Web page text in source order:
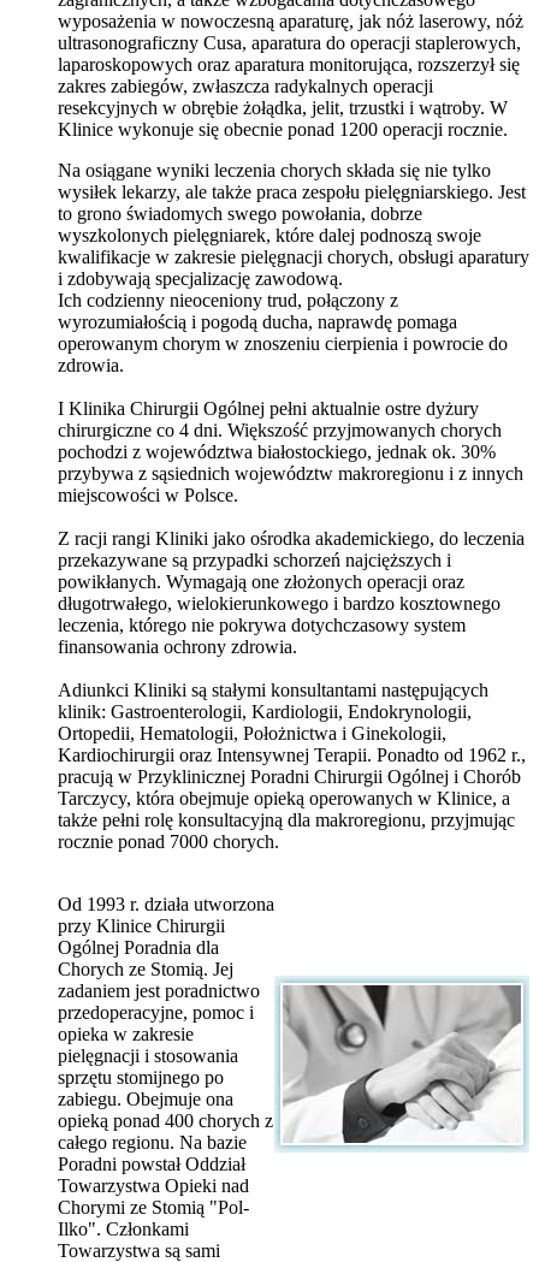
wyposażenia w nowoczesną aparaturę, jak nóż laserowy, nóż
ultrasonograficzny Cusa, aparatura do operacji staplerowych,
laparoskopowych oraz aparatura monitorująca, rozszerzył się
zakres zabiegów, zwłaszcza radykalnych operacji
resekcyjnych w obrębie żołądka, jelit, trzustki i wątroby. W
Klinice wykonuje się obecnie ponad 1200 operacji rocznie.
Na osiągane wyniki leczenia chorych składa się nie tylko
wysiłek lekarzy, ale także praca zespołu pielęgniarskiego. Jest
to grono świadomych swego powołania, dobrze
wyszkolonych pielęgniarek, które dalej podnoszą swoje
kwalifikacje w zakresie pielęgnacji chorych, obsługi aparatury
i zdobywają specjalizację zawodową.
Ich codzienny nieoceniony trud, połączony z
wyrozumiałością i pogodą ducha, naprawdę pomaga
operowanym chorym w znoszeniu cierpienia i powrocie do
zdrowia.
I Klinika Chirurgii Ogólnej pełni aktualnie ostre dyżury
chirurgiczne co 4 dni. Większość przyjmowanych chorych
pochodzi z województwa białostockiego, jednak ok. 30%
przybywa z sąsiednich województw makroregionu i z innych
miejscowości w Polsce.
Z racji rangi Kliniki jako ośrodka akademickiego, do leczenia
przekazywane są przypadki schorzeń najcięższych i
powikłanych. Wymagają one złożonych operacji oraz
długotrwałego, wielokierunkowego i bardzo kosztownego
leczenia, którego nie pokrywa dotychczasowy system
finansowania ochrony zdrowia.
Adiunkci Kliniki są stałymi konsultantami następujących
klinik: Gastroenterologii, Kardiologii, Endokrynologii,
Ortopedii, Hematologii, Położnictwa i Ginekologii,
Kardiochirurgii oraz Intensywnej Terapii. Ponadto od 1962 r.,
pracują w Przyklinicznej Poradni Chirurgii Ogólnej i Chorób
Tarczycy, która obejmuje opieką operowanych w Klinice, a
także pełni rolę konsultacyjną dla makroregionu, przyjmując
rocznie ponad 7000 chorych.
Od 1993 r. działa utworzona
przy Klinice Chirurgii
Ogólnej Poradnia dla
Chorych ze Stomią. Jej
zadaniem jest poradnictwo
przedoperacyjne, pomoc i
opieka w zakresie
pielęgnacji i stosowania
sprzętu stomijnego po
zabiegu. Obejmuje ona
opieką ponad 400 chorych z
całego regionu. Na bazie
Poradni powstał Oddział
Towarzystwa Opieki nad
Chorymi ze Stomią "Pol-
Ilko". Członkami
Towarzystwa są sami